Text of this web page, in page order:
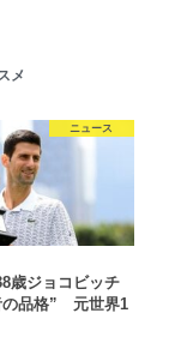
メ
ニュース
歳ジョコビッチ
の品格” 元世界1